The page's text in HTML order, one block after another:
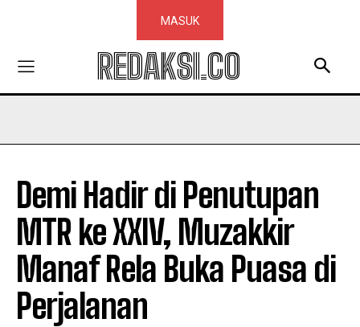
MASUK
REDAKSI.CO
Demi Hadir di Penutupan
MTR ke XXIV, Muzakkir
Manaf Rela Buka Puasa di
Perjalanan